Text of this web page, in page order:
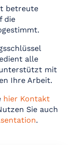
betreute
die
alle
unterstützt mit
Ihre Arbeit.
hier Kontakt
Sie auch
.